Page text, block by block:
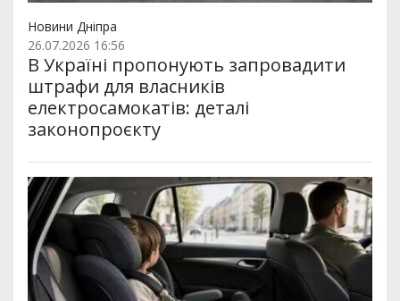
Новини Дніпра
26.07.2026 16:56
В Україні пропонують запровадити
штрафи для власників
електросамокатів: деталі
законопроєкту